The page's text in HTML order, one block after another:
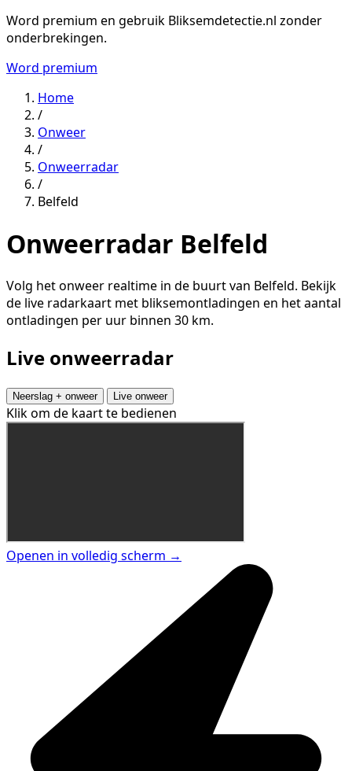
Word premium en gebruik Bliksemdetectie.nl zonder
onderbrekingen.
Word premium
Home
/
Onweer
/
Onweerradar
/
Belfeld
Onweerradar Belfeld
Volg het onweer realtime in de buurt van Belfeld. Bekijk
de live radarkaart met bliksemontladingen en het aantal
ontladingen per uur binnen 30 km.
Live onweerradar
Neerslag + onweer Live onweer
Klik om de kaart te bedienen
Openen in volledig scherm →